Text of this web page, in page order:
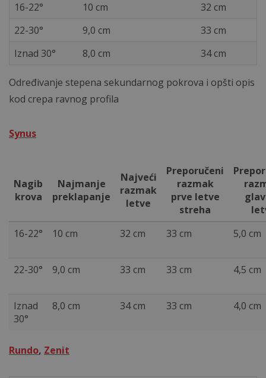
16-22° 10 cm
32 cm
22-30°
9,0 cm
33 cm
Iznad 30°
8,0 cm 34 cm
Određivanje stepena sekundarnog pokrova i opšti opis
kod crepa ravnog profila
Synus
Nagib
krova
Najmanje
preklapanje
Najveći
razmak
letve
Preporučeni
razmak
prve letve
streha
16-22°
10 cm 32 cm 33 cm 5,0 cm
22-30° 9,0 cm 33 cm 33 cm 4,5 cm
Iznad
30°
8,0 cm 34 cm 33 cm 4,0 cm
Rundo, Zenit